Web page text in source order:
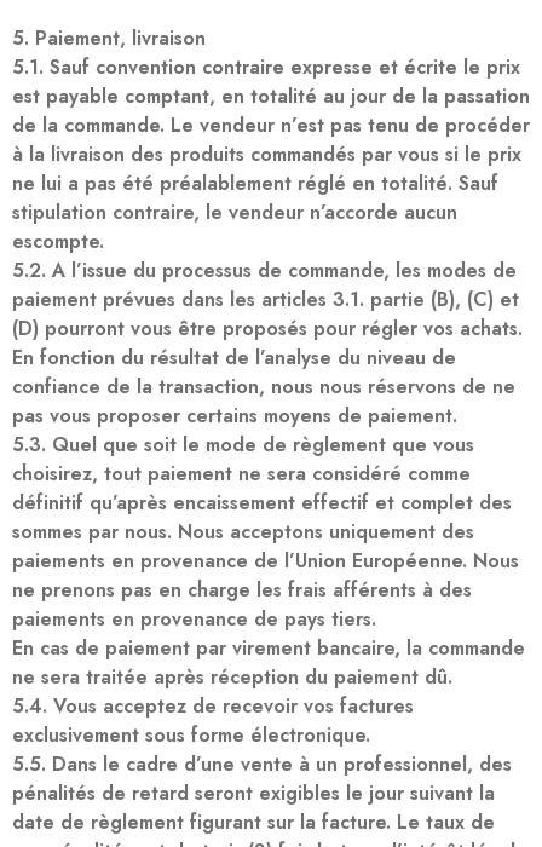
5. Paiement, livraison
5.1. Sauf convention contraire expresse et écrite le prix
est payable comptant, en totalité au jour de la passation
de la commande. Le vendeur n’est pas tenu de procéder
à la livraison des produits commandés par vous si le prix
ne lui a pas été préalablement réglé en totalité. Sauf
stipulation contraire, le vendeur n’accorde aucun
escompte.
5.2. A l’issue du processus de commande, les modes de
paiement prévues dans les articles 3.1. partie (B), (C) et
(D) pourront vous être proposés pour régler vos achats.
En fonction du résultat de l’analyse du niveau de
confiance de la transaction, nous nous réservons de ne
pas vous proposer certains moyens de paiement.
5.3. Quel que soit le mode de règlement que vous
choisirez, tout paiement ne sera considéré comme
définitif qu’après encaissement effectif et complet des
sommes par nous. Nous acceptons uniquement des
paiements en provenance de l’Union Européenne. Nous
ne prenons pas en charge les frais afférents à des
paiements en provenance de pays tiers.
En cas de paiement par virement bancaire, la commande
ne sera traitée après réception du paiement dû.
5.4. Vous acceptez de recevoir vos factures
exclusivement sous forme électronique.
5.5. Dans le cadre d’une vente à un professionnel, des
pénalités de retard seront exigibles le jour suivant la
date de règlement figurant sur la facture. Le taux de